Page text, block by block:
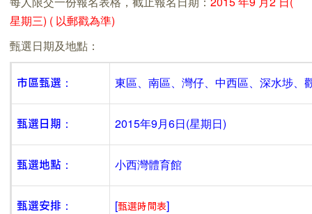
星期三) ( 以郵戳為準)
甄選日期及地點：
市區甄選： 東區、南區、灣仔、中西區、深水埗、
甄選日期： 2015年9月6日(星期日)
甄選地點： 小西灣體育館
甄選安排： [甄選時間表]